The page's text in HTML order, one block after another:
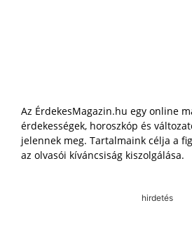
Az ÉrdekesMagazin.hu egy online
érdekességek, horoszkóp és
jelennek meg. Tartalmaink célja a
az olvasói kíváncsiság kiszolgálása.
hirdetés